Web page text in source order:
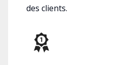
des clients.